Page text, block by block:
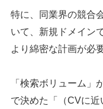
特に、同業界の競合
いて、新規ドメイン
より綿密な計画が必
「検索ボリューム」
で決めた「（CVに近